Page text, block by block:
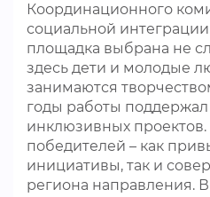
Координационного
социальной
площадка выбрана не
здесь дети и молодые
занимаются
годы работы
инклюзивных проектов.
победителей – как
инициативы, так и
региона направления.